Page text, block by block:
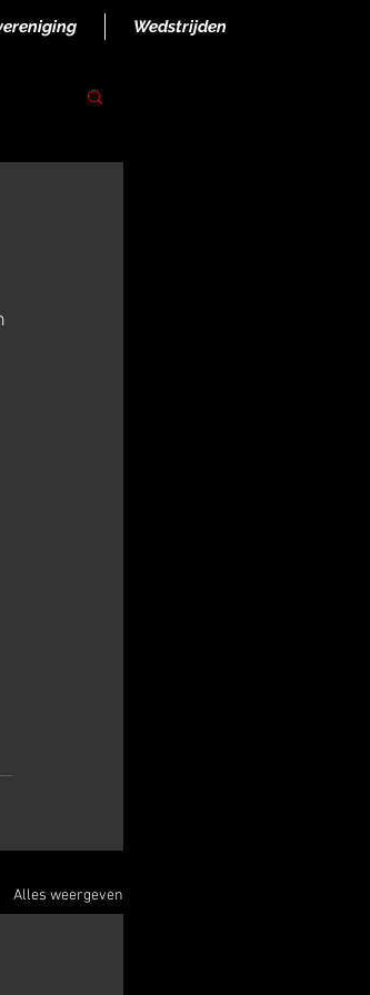
Wedstrijden
Alles weergeven